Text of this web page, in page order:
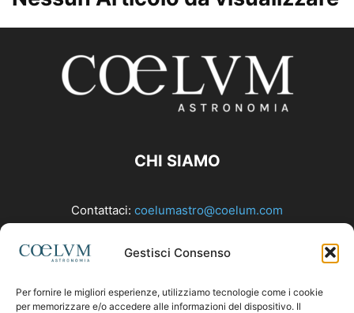
Gestisci Consenso
Per fornire le migliori esperienze, utilizziamo tecnologie come i cookie
per memorizzare e/o accedere alle informazioni del dispositivo. Il
CHI SIAMO
Contattaci: coelumastro@coelum.com
SEGUICI